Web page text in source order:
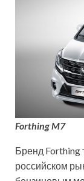
Forthing M7
Бренд Forthing
российском